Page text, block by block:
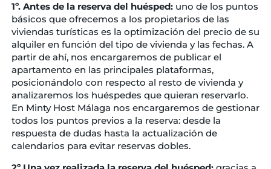
1º. Antes de la reserva del huésped:uno de los puntos
básicos que ofrecemos a los propietarios de las
viviendas turísticas es la optimización del precio de su
alquiler en función del tipo de vivienda y las fechas. A
partir de ahí, nos encargaremos de publicar el
apartamento en las principales plataformas,
posicionándolo con respecto al resto de vivienda y
analizaremos los huéspedes que quieran reservarlo.
En Minty Host Málaga nos encargaremos de gestionar
todos los puntos previos a la reserva: desde la
respuesta de dudas hasta la actualización de
calendarios para evitar reservas dobles.